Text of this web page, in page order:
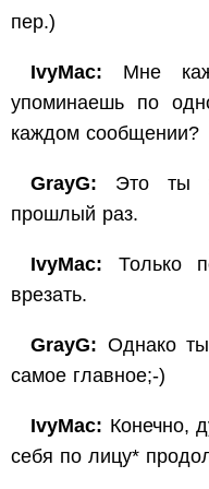
пер.)
IvyMac: Мне
упоминаешь по
каждом сообщении?
GrayG: Это ты
прошлый раз.
IvyMac: Только
врезать.
GrayG: Однако
самое главное;-)
IvyMac: Конечно,
себя по лицу*